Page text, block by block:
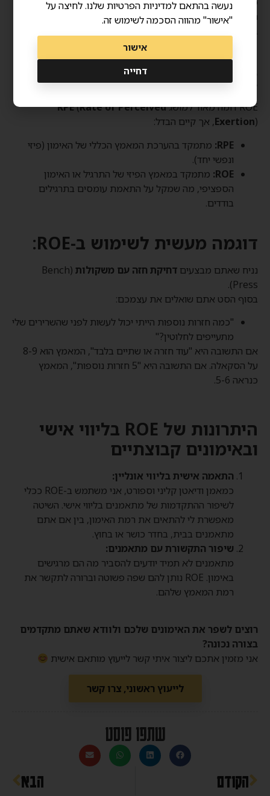
תוכלו לעקוב אחרי השיפור שלכם ולוודא שאתם מתאמנים
בטווחי עצימות מתאימים.
ROE מול RPE – מה ההבדל?
ROE דומה מאוד למושג RPE(Rate of Perceived
Exertion), אך קיים הבדל:
RPE: מתמקד בהערכת המאמץ הכללי של האימון (פיזי
ונפשי יחד).
ROE: מתמקד במאמץ הפיזי של התרגיל או האימון
הספציפי, מה שמקל על התאמת עומסים בתרגילים
בודדים.
דוגמה מעשית לשימוש ב-ROE:
נניח שאתם מבצעים דחיקת חזה עם משקולות (Bench
Press).
בסוף הסט אתם שואלים את עצמכם:
"כמה חזרות נוספות הייתי יכול לעשות לפני שהשרירים שלי
מתעייפים לחלוטין?"
אם התשובה היא "עוד חזרה או שתיים בלבד", המאמץ הוא 8-9
על הסקאלה. אם התשובה היא "5 חזרות נוספות", המאמץ
כנראה 5-6.
היתרונות של ROE בליווי אישי
ובאימונים קבוצתיים
התאמה אישית בליווי אונליין:
כמאמן ודיאטן קליני וספורט, אני משתמש ב-ROE ככלי
לשיפור ההתקדמות של מתאמנים בליווי אישי. השיטה
מאפשרת לי להתאים את רמת האימון, בין אם אתם
מתאמנים בבית, בחדר כושר או בחוץ.
שיפור התקשורת עם מתאמנים:
מתאמנים לא תמיד יודעים להסביר מה הם מרגישים
באימון. ROE נותן להם שפה פשוטה וברורה לתקשר את
רמת המאמץ שלהם.
רוצים לשפר את האימונים שלכם ולוודא שאתם מתקדמים
בצורה נכונה?
אני מזמין אתכם ליצור איתי קשר לייעוץ מותאם אישית
לייעוץ ראשוני, צרו קשר
שתפו פוסט
הקודם הבא
נעשה בהתאם למדיניות הפרטיות שלנו. לחיצה על
"אישור" מהווה הסכמה לשימוש זה.
אישור
דחייה